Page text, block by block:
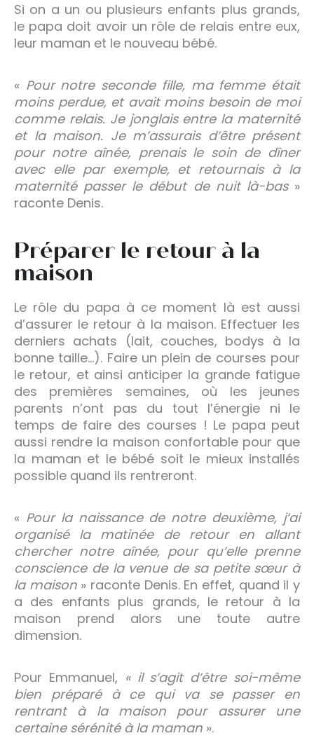
Si on a un ou plusieurs enfants plus grands,
le papa doit avoir un rôle de relais entre eux,
leur maman et le nouveau bébé.
« Pour notre seconde fille, ma femme était
moins perdue, et avait moins besoin de moi
comme relais. Je jonglais entre la maternité
et la maison. Je m’assurais d’être présent
pour notre aînée, prenais le soin de dîner
avec elle par exemple, et retournais à la
maternité passer le début de nuit là-bas»
raconte Denis.
Préparer le retour à la
maison
Le rôle du papa à ce moment là est aussi
d’assurer le retour à la maison. Effectuer les
derniers achats (lait, couches, bodys à la
bonne taille…). Faire un plein de courses pour
le retour, et ainsi anticiper la grande fatigue
des premières semaines, où les jeunes
parents n’ont pas du tout l’énergie ni le
temps de faire des courses ! Le papa peut
aussi rendre la maison confortable pour que
la maman et le bébé soit le mieux installés
possible quand ils rentreront.
« Pour la naissance de notre deuxième, j’ai
organisé la matinée de retour en allant
chercher notre aînée, pour qu’elle prenne
conscience de la venue de sa petite sœur à
la maison» raconte Denis. En effet, quand il y
a des enfants plus grands, le retour à la
maison prend alors une toute autre
dimension.
Pour Emmanuel, « il s’agit d’être soi-même
bien préparé à ce qui va se passer en
rentrant à la maison pour assurer une
certaine sérénité à la maman ».